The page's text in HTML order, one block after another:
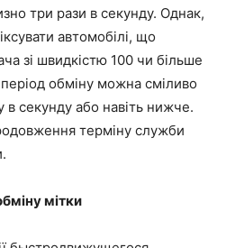
три рази в секунду. Однак,
автомобілі, що
зі швидкістю 100 чи більше
обміну можна сміливо
секунду або навіть нижче.
терміну служби
мітки